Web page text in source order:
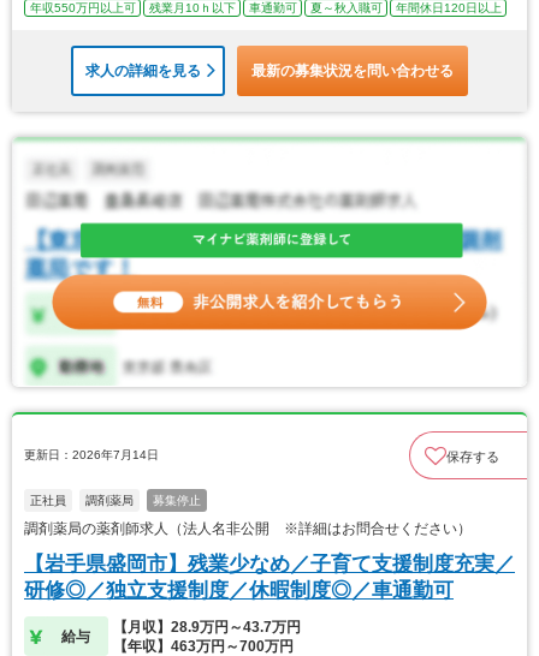
年収550万円以上可 残業月10ｈ以下 車通勤可 夏～秋入職可 年間休日120日以上
求人の詳細を見る 最新の募集状況を問い合わせる
更新日：2026年7月14日 保存する
正社員 調剤薬局 募集停止
調剤薬局の薬剤師求人（法人名非公開 ※詳細はお問合せください）
【岩手県盛岡市】残業少なめ／子育て支援制度充実／
研修◎／独立支援制度／休暇制度◎／車通勤可
給与
【月収】28.9万円～43.7万円
【年収】463万円～700万円